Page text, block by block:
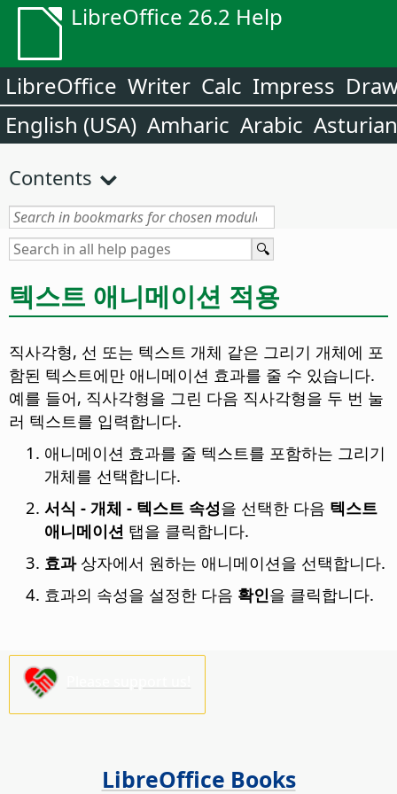
LibreOffice 26.2 Help
LibreOffice Writer Calc Impress
English (USA) Amharic Arabic Asturian
Contents
텍스트 애니메이션 적용
직사각형, 선 또는 텍스트 개체 같은 그리기 개체에 포
함된 텍스트에만 애니메이션 효과를 줄 수 있습니다.
예를 들어, 직사각형을 그린 다음 직사각형을 두 번 눌
러 텍스트를 입력합니다.
애니메이션 효과를 줄 텍스트를 포함하는 그리기
개체를 선택합니다.
서식 - 개체 - 텍스트 속성을 선택한 다음 텍스트
애니메이션 탭을 클릭합니다.
효과상자에서 원하는 애니메이션을 선택합니다.
효과의 속성을 설정한 다음 확인을 클릭합니다.
LibreOffice Books